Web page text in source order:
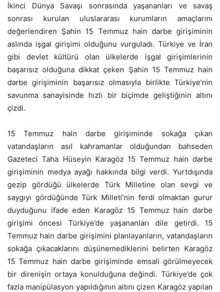
İkinci Dünya Savaşı sonrasında yaşananları ve savaş
sonrası kurulan uluslararası kurumların amaçlarını
değerlendiren Şahin 15 Temmuz hain darbe girişiminin
aslında işgal girişimi olduğunu vurguladı. Türkiye ve İran
gibi devlet kültürü olan ülkelerde işgal girişimlerinin
başarısız olduğuna dikkat çeken Şahin 15 Temmuz hain
darbe girişiminin başarısız olmasıyla birlikte Türkiye’nin
savunma sanayisinde hızlı bir biçimde geliştiğinin altını
çizdi.
15 Temmuz hain darbe girişiminde sokağa çıkan
vatandaşların asıl kahramanlar olduğundan bahseden
Gazeteci Taha Hüseyin Karagöz 15 Temmuz hain darbe
girişiminin medya ayağı hakkında bilgi verdi. Yurtdışında
gezip gördüğü ülkelerde Türk Milletine olan sevgi ve
saygıyı gördüğünde Türk Milleti’nin ferdi olmaktan gurur
duyduğunu ifade eden Karagöz 15 Temmuz hain darbe
girişimi öncesi Türkiye’de yaşananları dile getirdi. 15
Temmuz hain darbe girişimini planlayanların, vatandaşların
sokağa çıkacaklarını düşünemediklerini belirten Karagöz
15 Temmuz hain darbe girişiminde emsali görülmeyecek
bir direnişin ortaya konulduğuna değindi. Türkiye’de çok
fazla manipülasyon yapıldığının altını çizen Karagöz yapılan